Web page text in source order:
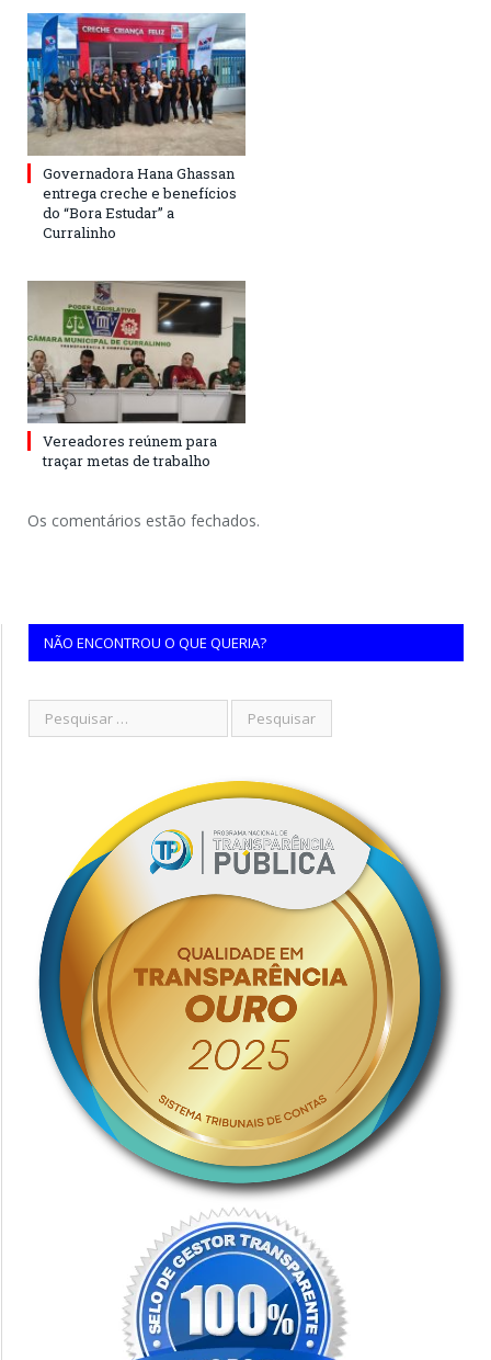
Governadora Hana Ghassan
entrega creche e benefícios
do “Bora Estudar” a
Curralinho
Vereadores reúnem para
traçar metas de trabalho
Os comentários estão fechados.
NÃO ENCONTROU O QUE QUERIA?